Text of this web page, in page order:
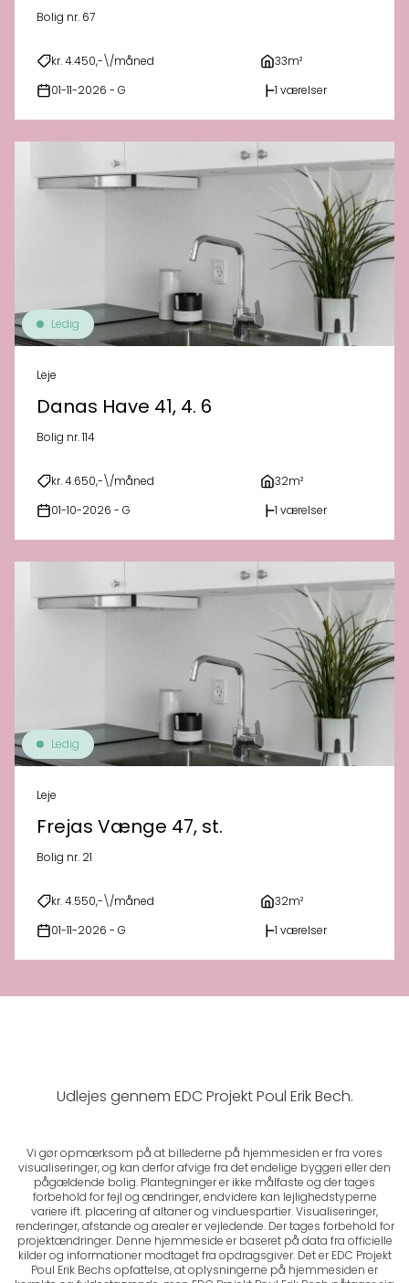
Bolig nr. 67
kr. 4.450,-\/måned 33m²
01-11-2026 - G 1 værelser
Ledig
Leje
Danas Have 41, 4. 6
Bolig nr. 114
kr. 4.650,-\/måned 32m²
01-10-2026 - G 1 værelser
Ledig
Leje
Frejas Vænge 47, st.
Bolig nr. 21
kr. 4.550,-\/måned 32m²
01-11-2026 - G 1 værelser
Udlejes gennem EDC Projekt Poul Erik Bech.
Vi gør opmærksom på at billederne på hjemmesiden er fra vores
visualiseringer, og kan derfor afvige fra det endelige byggeri eller den
pågældende bolig. Plantegninger er ikke målfaste og der tages
forbehold for fejl og ændringer, endvidere kan lejlighedstyperne
variere ift. placering af altaner og vinduespartier. Visualiseringer,
renderinger, afstande og arealer er vejledende. Der tages forbehold for
projektændringer. Denne hjemmeside er baseret på data fra officielle
kilder og informationer modtaget fra opdragsgiver. Det er EDC Projekt
Poul Erik Bechs opfattelse, at oplysningerne på hjemmesiden er